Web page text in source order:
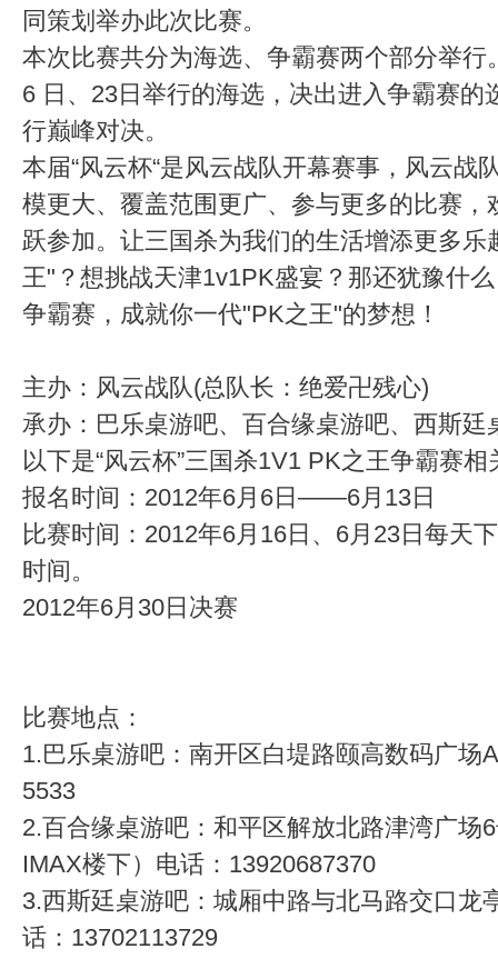
同策划举办此次比赛。
本次比赛共分为海选、争霸赛两个部分举行
6 日、23日举行的海选，决出进入争霸赛的
行巅峰对决。
本届“风云杯“是风云战队开幕赛事，风云战
模更大、覆盖范围更广、参与更多的比赛，
跃参加。让三国杀为我们的生活增添更多乐
王"？想挑战天津1v1PK盛宴？那还犹豫什
争霸赛，成就你一代"PK之王"的梦想！
主办：风云战队(总队长：绝爱卍残心)
承办：巴乐桌游吧、百合缘桌游吧、西斯廷
以下是“风云杯”三国杀1V1 PK之王争霸赛
报名时间：2012年6月6日——6月13日
比赛时间：2012年6月16日、6月23日每天
时间。
2012年6月30日决赛
比赛地点：
1.巴乐桌游吧：南开区白堤路颐高数码广场
5533
2.百合缘桌游吧：和平区解放北路津湾广场
IMAX楼下）电话：13920687370
3.西斯廷桌游吧：城厢中路与北马路交口龙
话：13702113729